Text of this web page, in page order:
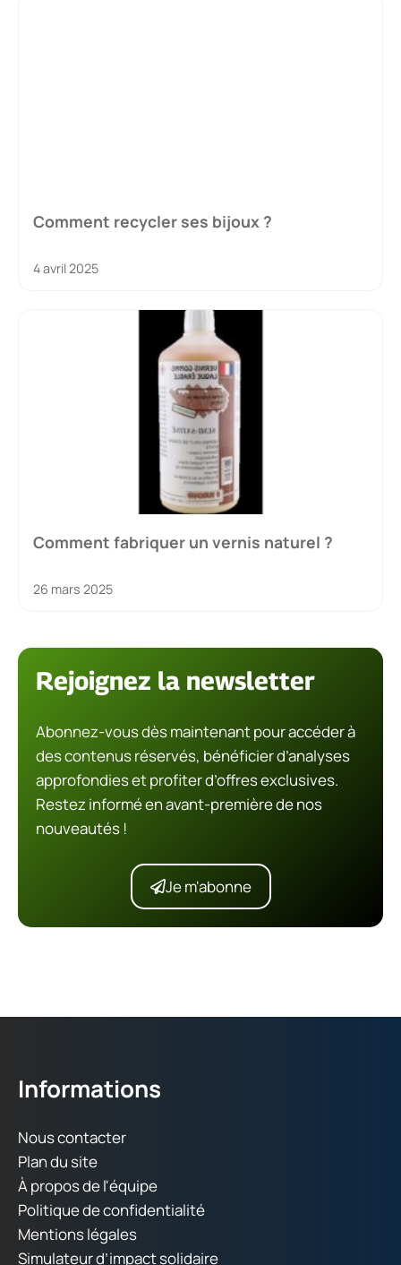
Comment recycler ses bijoux ?
4 avril 2025
Comment fabriquer un vernis naturel ?
26 mars 2025
Rejoignez la newsletter
Abonnez-vous dès maintenant pour accéder à
des contenus réservés, bénéficier d’analyses
approfondies et profiter d’offres exclusives.
Restez informé en avant-première de nos
nouveautés !
Je m'abonne
Informations
Nous contacter
Plan du site
À propos de l'équipe
Politique de confidentialité
Mentions légales
Simulateur d’impact solidaire